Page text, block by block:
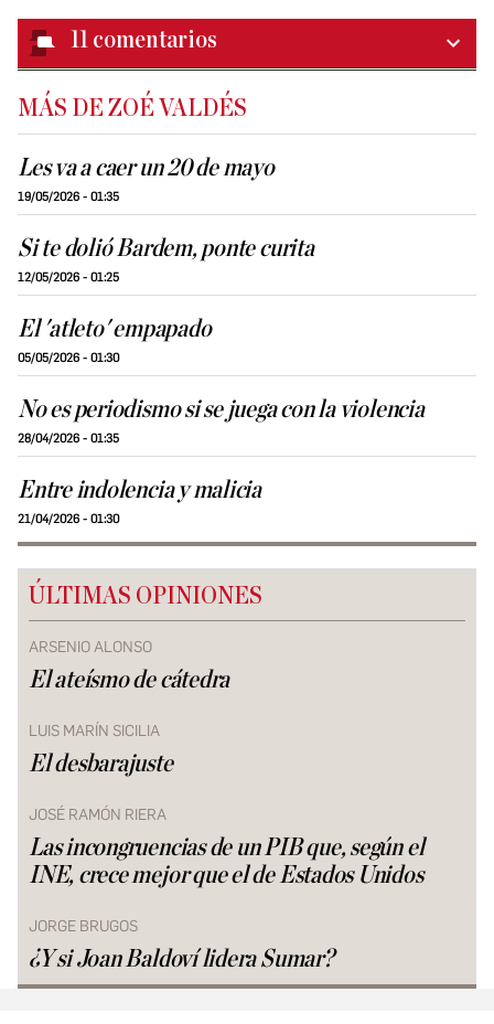
11 comentarios
MÁS DE ZOÉ VALDÉS
Les va a caer un 20 de mayo
19/05/2026 - 01:35
Si te dolió Bardem, ponte curita
12/05/2026 - 01:25
El 'atleto' empapado
05/05/2026 - 01:30
No es periodismo si se juega con la violencia
28/04/2026 - 01:35
Entre indolencia y malicia
21/04/2026 - 01:30
ÚLTIMAS OPINIONES
ARSENIO ALONSO
El ateísmo de cátedra
LUIS MARÍN SICILIA
El desbarajuste
JOSÉ RAMÓN RIERA
Las incongruencias de un PIB que, según el
INE, crece mejor que el de Estados Unidos
JORGE BRUGOS
¿Y si Joan Baldoví lidera Sumar?